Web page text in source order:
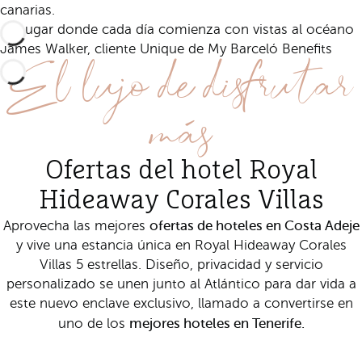
canarias.
Un lugar donde cada día comienza con vistas al océano
James Walker, cliente Unique de My Barceló Benefits
El lujo de disfrutar
más
Ofertas del hotel Royal
Hideaway Corales Villas
Aprovecha las mejores ofertas de hoteles en Costa Adeje
y vive una estancia única en Royal Hideaway Corales
Villas 5 estrellas. Diseño, privacidad y servicio
personalizado se unen junto al Atlántico para dar vida a
este nuevo enclave exclusivo, llamado a convertirse en
uno de los mejores hoteles en Tenerife.